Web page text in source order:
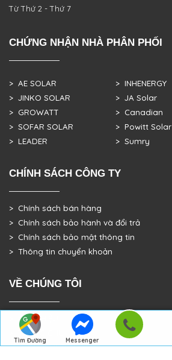
Tìm Đường
Messenger
Từ Thứ 2 - Thứ 7
CHỨNG NHẬN NHÀ PHÂN PHỐI
> AE SOLAR
> JINKO SOLAR
> GROWATT
> SOFAR SOLAR
> LEADER
> INHENERGY
> JA Solar
> Canadian
> Powitt Solar
> Sumry
CHÍNH SÁCH CÔNG TY
> Chính sách bán hàng
> Chính sách bảo hành và đổi trả
> Chính sách bảo mật thông tin
> Thông tin chuyển khoản
VỀ CHÚNG TÔI
> GIỚI THIỆU
> TRANG CHỦ
> DỰ ÁN THỰC TẾ